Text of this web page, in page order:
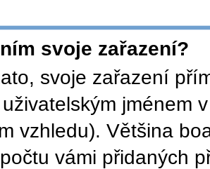
svoje zařazení?
svoje zařazení
jménem
vzhledu). Většina
vámi přidaných